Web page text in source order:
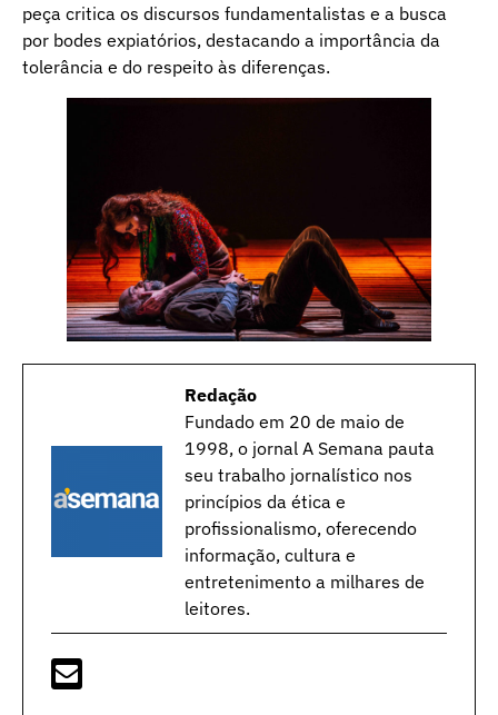
peça critica os discursos fundamentalistas e a busca
por bodes expiatórios, destacando a importância da
tolerância e do respeito às diferenças.
Redação
Fundado em 20 de maio de
1998, o jornal A Semana pauta
seu trabalho jornalístico nos
princípios da ética e
profissionalismo, oferecendo
informação, cultura e
entretenimento a milhares de
leitores.